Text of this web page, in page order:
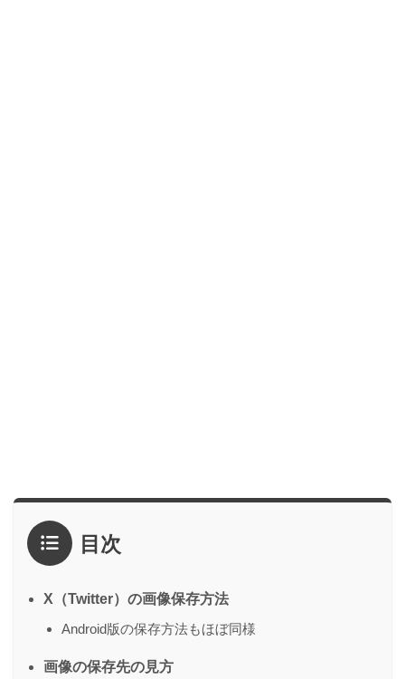
目次
X（Twitter）の画像保存方法
Android版の保存方法もほぼ同様
画像の保存先の見方